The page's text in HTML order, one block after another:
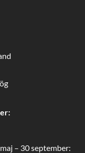
– 30 september: